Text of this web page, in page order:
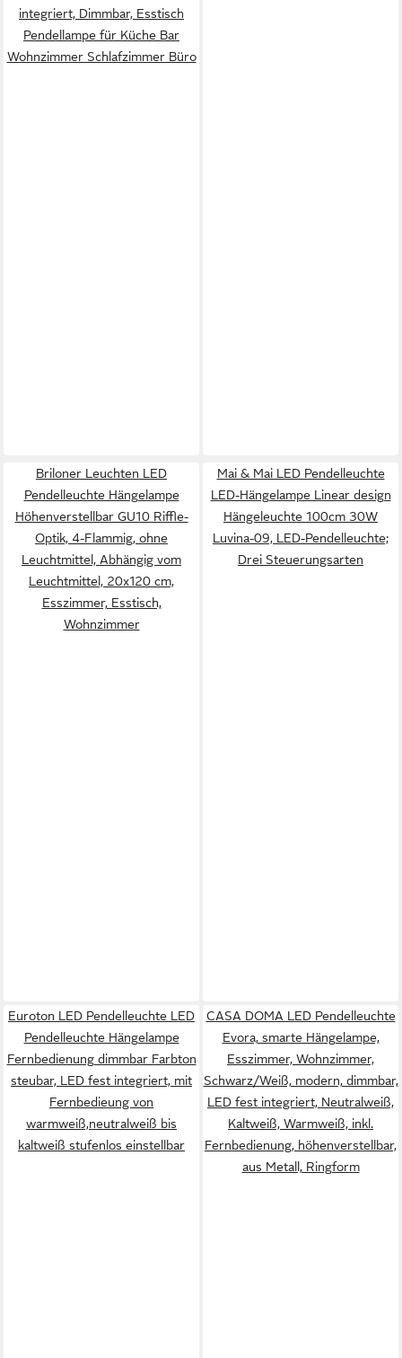
integriert, Dimmbar, Esstisch
Pendellampe für Küche Bar
Wohnzimmer Schlafzimmer Büro
Briloner Leuchten LED
Pendelleuchte Hängelampe
Höhenverstellbar GU10 Riffle-
Optik, 4-Flammig, ohne
Leuchtmittel, Abhängig vom
Leuchtmittel, 20x120 cm,
Esszimmer, Esstisch,
Wohnzimmer
Mai & Mai LED Pendelleuchte
LED-Hängelampe Linear design
Hängeleuchte 100cm 30W
Luvina-09, LED-Pendelleuchte;
Drei Steuerungsarten
Euroton LED Pendelleuchte LED
Pendelleuchte Hängelampe
Fernbedienung dimmbar Farbton
steubar, LED fest integriert, mit
Fernbedieung von
warmweiß,neutralweiß bis
kaltweiß stufenlos einstellbar
CASA DOMA LED Pendelleuchte
Evora, smarte Hängelampe,
Esszimmer, Wohnzimmer,
Schwarz/Weiß, modern, dimmbar,
LED fest integriert, Neutralweiß,
Kaltweiß, Warmweiß, inkl.
Fernbedienung, höhenverstellbar,
aus Metall, Ringform